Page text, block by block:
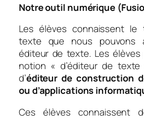
Notre outil numérique
Les élèves connaissent le
texte que nous pouvons
éditeur de texte. Les
notion « d’éditeur de
d’éditeur de construction
ou d’applications
Ces élèves connaissent